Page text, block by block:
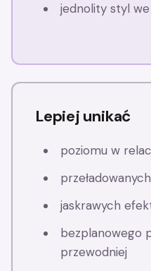
jednolity styl
Lepiej unikać
poziomu w
jaskrawych
bezplanowego
przewodniej